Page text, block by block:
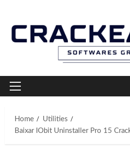
content
Primary
Home
Utilities
Baixar IObit Uninstaller Pro 15